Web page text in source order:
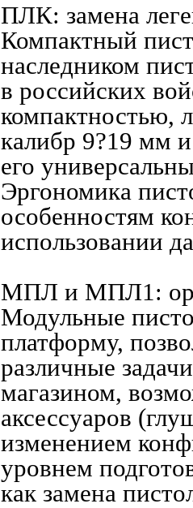
ПЛК: замена
Компактный
наследником
в российских
компактностью,
калибр 9?19 мм
его
Эргономика
особенностям
использовании
МПЛ и МПЛ1:
Модульные
платформу,
различные
магазином,
аксессуаров
изменением
уровнем
как замена